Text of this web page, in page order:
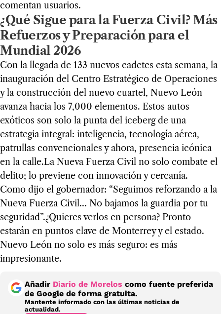
comentan usuarios.
¿Qué Sigue para la Fuerza Civil? Más
Refuerzos y Preparación para el
Mundial 2026
Con la llegada de 133 nuevos cadetes esta semana, la
inauguración del Centro Estratégico de Operaciones
y la construcción del nuevo cuartel, Nuevo León
avanza hacia los 7,000 elementos. Estos autos
exóticos son solo la punta del iceberg de una
estrategia integral: inteligencia, tecnología aérea,
patrullas convencionales y ahora, presencia icónica
en la calle.La Nueva Fuerza Civil no solo combate el
delito; lo previene con innovación y cercanía.
Como dijo el gobernador: “Seguimos reforzando a la
Nueva Fuerza Civil… No bajamos la guardia por tu
seguridad”.¿Quieres verlos en persona? Pronto
estarán en puntos clave de Monterrey y el estado.
Nuevo León no solo es más seguro: es más
impresionante.
Añadir Diario de Morelos como fuente preferida
de Google de forma gratuita.
Mantente informado con las últimas noticias de
actualidad.